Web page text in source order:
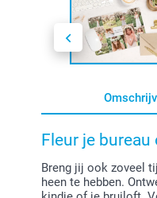
Fleur je bureau
Breng jij ook zoveel
heen te hebben.